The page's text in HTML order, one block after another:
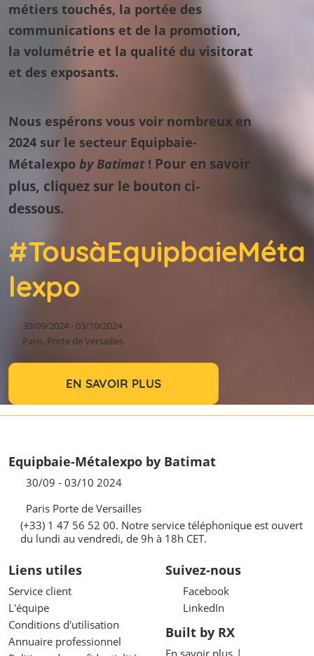
métiers touchés, la portée des
communications et de la promotion,
la volumétrie et la qualité du visitorat
et des exposants.
Nous espérons vous voir nombreux en
2024 sur le secteur Equipbaie-
Métalexpo by Batimat! Pour en savoir
plus, cliquez sur le bouton ci-
dessous.
#TousàEquipbaieMéta
lexpo
30/09/2024 - 03/10/2024
Paris, Porte de Versailles
EN SAVOIR PLUS
Equipbaie-Métalexpo by Batimat
30/09 - 03/10 2024
Paris Porte de Versailles
(+33) 1 47 56 52 00. Notre service téléphonique est ouvert
du lundi au vendredi, de 9h à 18h CET.
Liens utiles
Service client
L'équipe
Conditions d'utilisation
Annuaire professionnel
Suivez-nous
Facebook
LinkedIn
Built by RX
En savoir plus